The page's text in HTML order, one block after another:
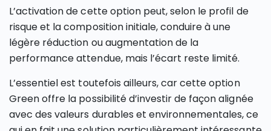
L’activation de cette option peut, selon le profil de
risque et la composition initiale, conduire à une
légère réduction ou augmentation de la
performance attendue, mais l’écart reste limité.
L’essentiel est toutefois ailleurs, car cette option
Green offre la possibilité d’investir de façon alignée
avec des valeurs durables et environnementales, ce